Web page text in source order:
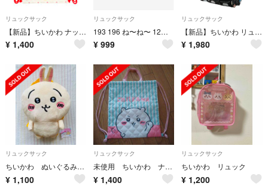
リュックサック
【新品】ちいかわ ナップサック チェリー レッド
¥ 1,400
リュックサック
193 196 ね〜ね〜 12・1月号 付録 ちぃかわ ナップサック 2個 新品
¥ 999
リュックサック
【新品】ちいかわ リュックサック キッズ ブラック 総柄
¥ 1,980
リュックサック
ちいかわ ぬいぐるみリュック 〜うさぎ〜
¥ 1,100
リュックサック
未使用 ちいかわ ナップサック
¥ 1,400
リュックサック
ちいかわ リュック
¥ 1,200